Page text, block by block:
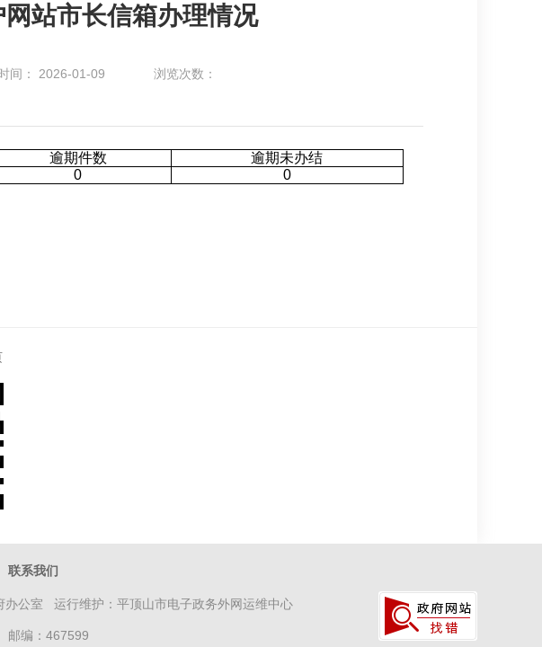
站市长信箱办理情况
间： 2026-01-09 浏览次数：
逾期件数
逾期未办结
0 0
联系我们
公室 运行维护：平顶山市电子政务外网运维中心
邮编：467599